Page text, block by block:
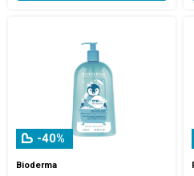
-40%
Bioderma